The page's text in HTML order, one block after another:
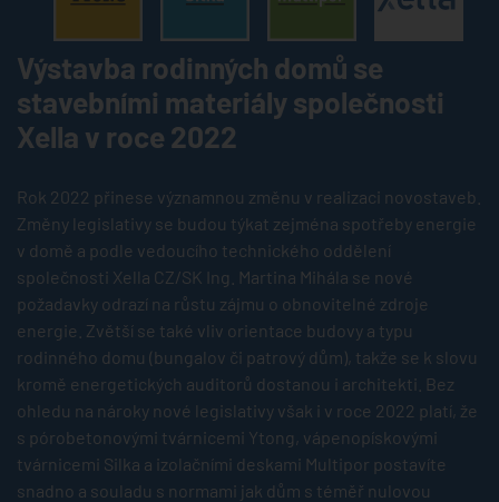
Výstavba rodinných domů se
stavebními materiály společnosti
Xella v roce 2022
Rok 2022 přinese významnou změnu v realizaci novostaveb.
Změny legislativy se budou týkat zejména spotřeby energie
v domě a podle vedoucího technického oddělení
společnosti Xella CZ/SK Ing. Martina Mihála se nové
požadavky odrazí na růstu zájmu o obnovitelné zdroje
energie. Zvětší se také vliv orientace budovy a typu
rodinného domu (bungalov či patrový dům), takže se k slovu
kromě energetických auditorů dostanou i architekti. Bez
ohledu na nároky nové legislativy však i v roce 2022 platí, že
s pórobetonovými tvárnicemi Ytong, vápenopískovými
tvárnicemi Silka a izolačními deskami Multipor postavíte
snadno a souladu s normami jak dům s téměř nulovou